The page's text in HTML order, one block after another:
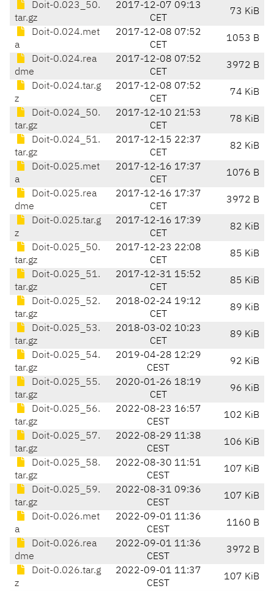
Doit-0.023_50.
tar.gz
2017-12-07 09:13
CET
73 KiB
Doit-0.024.met
a
2017-12-08 07:52
CET
1053 B
Doit-0.024.rea
dme
2017-12-08 07:52
CET
3972 B
Doit-0.024.tar.g
z
2017-12-08 07:52
CET
74 KiB
Doit-0.024_50.
tar.gz
2017-12-10 21:53
CET
78 KiB
Doit-0.024_51.
tar.gz
2017-12-15 22:37
CET
82 KiB
Doit-0.025.met
a
2017-12-16 17:37
CET
1076 B
Doit-0.025.rea
dme
2017-12-16 17:37
CET
3972 B
Doit-0.025.tar.g
z
2017-12-16 17:39
CET
82 KiB
Doit-0.025_50.
tar.gz
2017-12-23 22:08
CET
85 KiB
Doit-0.025_51.
tar.gz
2017-12-31 15:52
CET
85 KiB
Doit-0.025_52.
tar.gz
2018-02-24 19:12
CET
89 KiB
Doit-0.025_53.
tar.gz
2018-03-02 10:23
CET
89 KiB
Doit-0.025_54.
tar.gz
2019-04-28 12:29
CEST
92 KiB
Doit-0.025_55.
tar.gz
2020-01-26 18:19
CET
96 KiB
Doit-0.025_56.
tar.gz
2022-08-23 16:57
CEST
102 KiB
Doit-0.025_57.
tar.gz
2022-08-29 11:38
CEST
106 KiB
Doit-0.025_58.
tar.gz
2022-08-30 11:51
CEST
107 KiB
Doit-0.025_59.
tar.gz
2022-08-31 09:36
CEST
107 KiB
Doit-0.026.met
a
2022-09-01 11:36
CEST
1160 B
Doit-0.026.rea
dme
2022-09-01 11:36
CEST
3972 B
Doit-0.026.tar.g
z
2022-09-01 11:37
CEST
107 KiB